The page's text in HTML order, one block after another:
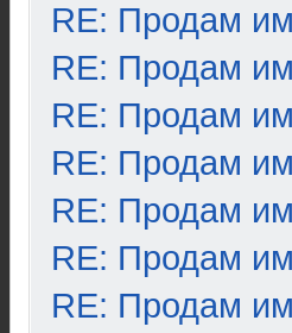
RE: Продам
RE: Продам
RE: Продам
RE: Продам
RE: Продам
RE: Продам
RE: Продам